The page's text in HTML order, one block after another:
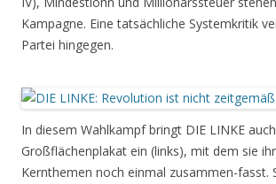
Kampagne. Eine tatsächliche Systemkritik
Partei hingegen.
In diesem Wahlkampf bringt DIE LINKE
Großflächenplakat ein (links), mit dem sie
Kernthemen noch einmal zusammen-fasst.